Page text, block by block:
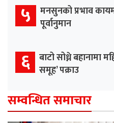
५
मनसुनको प्रभाव
पूर्वानुमान
६ बाटो सोध्ने बहानामा
समूह’ पक्राउ
सम्वन्धित समाचार